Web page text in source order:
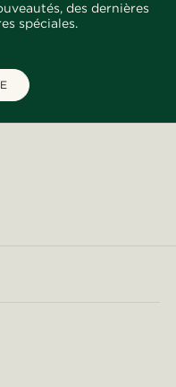
des dernières
spéciales.